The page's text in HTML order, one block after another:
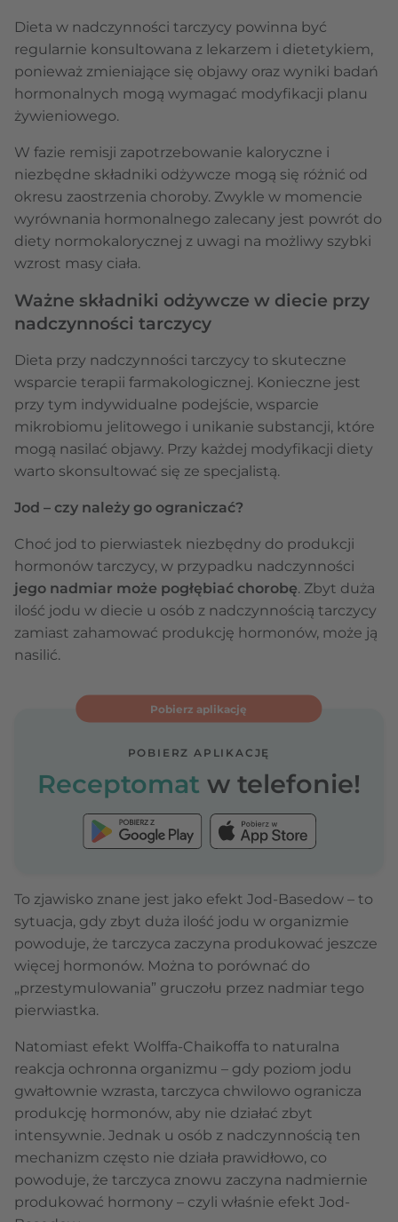
Dieta w nadczynności tarczycy powinna być
regularnie konsultowana z lekarzem i dietetykiem,
ponieważ zmieniające się objawy oraz wyniki badań
hormonalnych mogą wymagać modyfikacji planu
żywieniowego.
W fazie remisji zapotrzebowanie kaloryczne i
niezbędne składniki odżywcze mogą się różnić od
okresu zaostrzenia choroby. Zwykle w momencie
wyrównania hormonalnego zalecany jest powrót do
diety normokalorycznej z uwagi na możliwy szybki
wzrost masy ciała.
Ważne składniki odżywcze w diecie przy
nadczynności tarczycy
Dieta przy nadczynności tarczycy to skuteczne
wsparcie terapii farmakologicznej. Konieczne jest
przy tym indywidualne podejście, wsparcie
mikrobiomu jelitowego i unikanie substancji, które
mogą nasilać objawy. Przy każdej modyfikacji diety
warto skonsultować się ze specjalistą.
Jod – czy należy go ograniczać?
Choć jod to pierwiastek niezbędny do produkcji
hormonów tarczycy, w przypadku nadczynności
jego nadmiar może pogłębiać chorobę. Zbyt duża
ilość jodu w diecie u osób z nadczynnością tarczycy
zamiast zahamować produkcję hormonów, może ją
nasilić.
Pobierz aplikację
POBIERZ APLIKACJĘ
Receptomat w telefonie!
To zjawisko znane jest jako efekt Jod-Basedow – to
sytuacja, gdy zbyt duża ilość jodu w organizmie
powoduje, że tarczyca zaczyna produkować jeszcze
więcej hormonów. Można to porównać do
„przestymulowania” gruczołu przez nadmiar tego
pierwiastka.
Natomiast efekt Wolffa-Chaikoffa to naturalna
reakcja ochronna organizmu – gdy poziom jodu
gwałtownie wzrasta, tarczyca chwilowo ogranicza
produkcję hormonów, aby nie działać zbyt
intensywnie. Jednak u osób z nadczynnością ten
mechanizm często nie działa prawidłowo, co
powoduje, że tarczyca znowu zaczyna nadmiernie
produkować hormony – czyli właśnie efekt Jod-